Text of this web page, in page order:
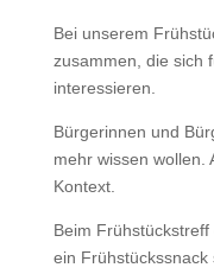
Bei unserem
zusammen, die sich
interessieren.
Bürgerinnen und
mehr wissen wollen.
Kontext.
Beim
ein